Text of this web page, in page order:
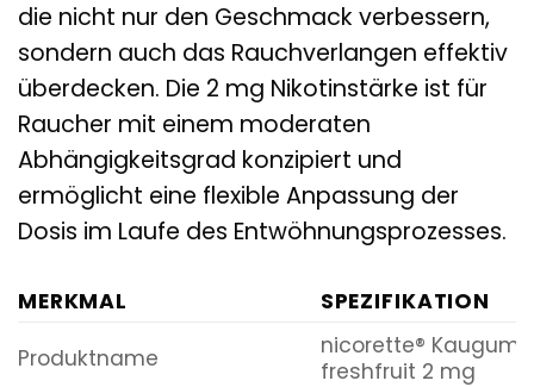
die nicht nur den Geschmack verbessern,
sondern auch das Rauchverlangen effektiv
überdecken. Die 2 mg Nikotinstärke ist für
Raucher mit einem moderaten
Abhängigkeitsgrad konzipiert und
ermöglicht eine flexible Anpassung der
Dosis im Laufe des Entwöhnungsprozesses.
MERKMAL
SPEZIFIKATION
Produktname
nicorette®
freshfruit 2 mg